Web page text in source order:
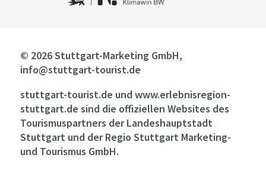
© 2026 Stuttgart-Marketing GmbH,
info@stuttgart-tourist.de
stuttgart-tourist.de und www.erlebnisregion-
stuttgart.de sind die offiziellen Websites des
Tourismuspartners der Landeshauptstadt
Stuttgart und der Regio Stuttgart Marketing-
und Tourismus GmbH.